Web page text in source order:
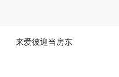
来爱彼迎当房东